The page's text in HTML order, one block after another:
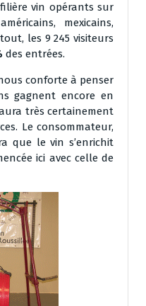
vin opérants sur
mexicains,
les 9 245 visiteurs
des entrées.
conforte à penser
gagnent encore en
très certainement
Le consommateur,
que le vin s’enrichit
ici avec celle de